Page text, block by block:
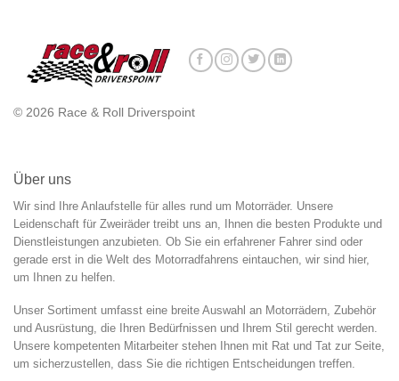
© 2026 Race & Roll Driverspoint
Über uns
Wir sind Ihre Anlaufstelle für alles rund um Motorräder. Unsere
Leidenschaft für Zweiräder treibt uns an, Ihnen die besten Produkte und
Dienstleistungen anzubieten. Ob Sie ein erfahrener Fahrer sind oder
gerade erst in die Welt des Motorradfahrens eintauchen, wir sind hier,
um Ihnen zu helfen.
Unser Sortiment umfasst eine breite Auswahl an Motorrädern, Zubehör
und Ausrüstung, die Ihren Bedürfnissen und Ihrem Stil gerecht werden.
Unsere kompetenten Mitarbeiter stehen Ihnen mit Rat und Tat zur Seite,
um sicherzustellen, dass Sie die richtigen Entscheidungen treffen.